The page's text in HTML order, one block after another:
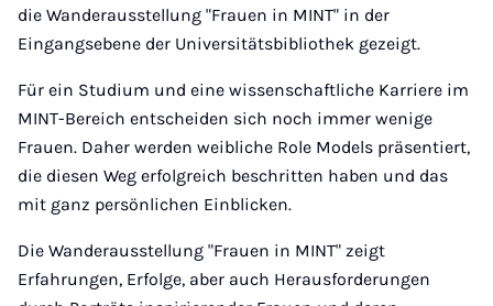
die Wanderausstellung "Frauen in MINT" in der
Eingangsebene der Universitätsbibliothek gezeigt.
Für ein Studium und eine wissenschaftliche Karriere im
MINT-Bereich entscheiden sich noch immer wenige
Frauen. Daher werden weibliche Role Models präsentiert,
die diesen Weg erfolgreich beschritten haben und das
mit ganz persönlichen Einblicken.
Die Wanderausstellung "Frauen in MINT" zeigt
Erfahrungen, Erfolge, aber auch Herausforderungen